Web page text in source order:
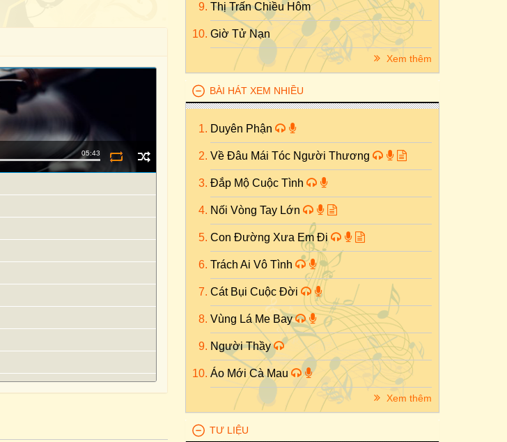
05:43
Thị Trấn Chiều Hôm
Giờ Tử Nạn
Xem thêm
BÀI HÁT XEM NHIỀU
Duyên Phận
Về Đâu Mái Tóc Người Thương
Đắp Mộ Cuộc Tình
Nối Vòng Tay Lớn
Con Đường Xưa Em Đi
Trách Ai Vô Tình
Cát Bụi Cuộc Đời
Vùng Lá Me Bay
Người Thầy
Áo Mới Cà Mau
Xem thêm
TƯ LIỆU